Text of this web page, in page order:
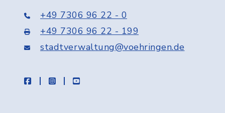
+49 7306 96 22 - 0
+49 7306 96 22 - 199
stadtverwaltung@voehringen.de
facebookinstagramyoutube